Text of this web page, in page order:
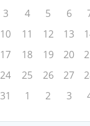
3
4 5 6
10
11 12 13
17
18 19 20
24
25 26 27
31
1 2 3